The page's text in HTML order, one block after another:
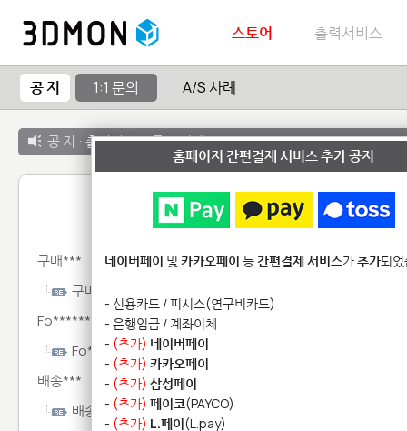
스토어 출력서비스
공 지 1:1 문의 A/S 사례
공 지 : 출력서비스 종료 안내
1:1 문
구매***
구매***
Fo********************
Fo********************
배송***
배송***
홈페이지 간편결제 서비스 추가 공지
네이버페이 및 카카오페이 등간편결제 서비스가추가되
- 신용카드 / 피시스(연구비카드)
- 은행입금 / 계좌이체
- (추가) 네이버페이
- (추가) 카카오페이
- (추가) 삼성페이
- (추가) 페이코(PAYCO)
- (추가) L.페이(L.pay)